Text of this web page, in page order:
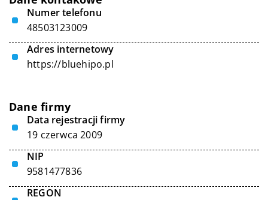
Numer telefonu
48503123009
Adres internetowy
https://bluehipo.pl
Dane firmy
Data rejestracji firmy
19 czerwca 2009
NIP
9581477836
REGON